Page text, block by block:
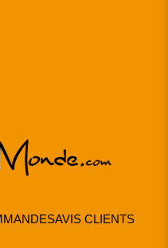
AVIS CLIENTS